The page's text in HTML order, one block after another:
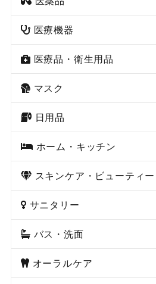
医療機器
医療品・衛生用品
マスク
日用品
ホーム・キッチン
スキンケア・ビューティー
サニタリー
バス・洗面
オーラルケア